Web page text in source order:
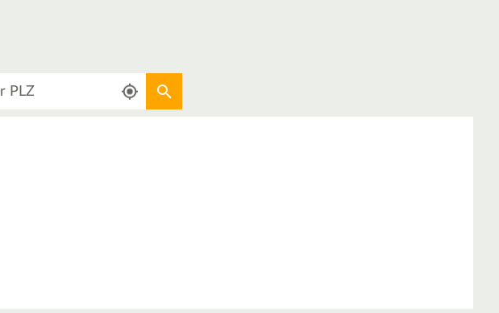
Aktuellen Standort verwenden